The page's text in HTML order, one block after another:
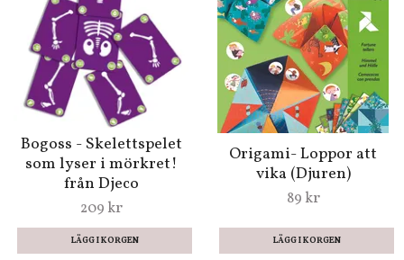
Bogoss - Skelettspelet
som lyser i mörkret!
från Djeco
209 kr
Origami- Loppor att
vika (Djuren)
89 kr